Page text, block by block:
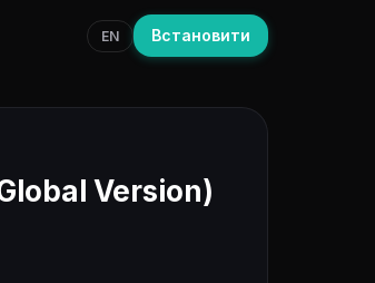
EN Встановити
Version)